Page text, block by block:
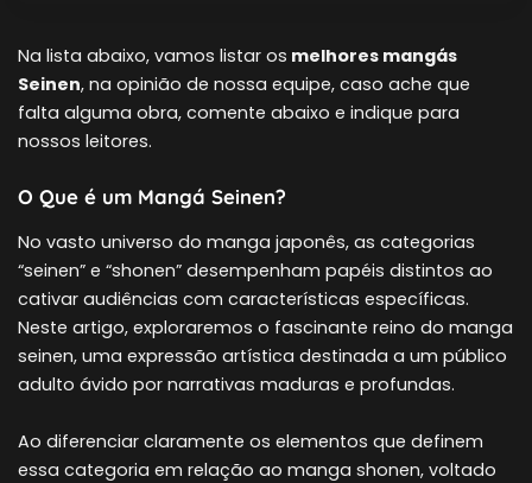
Na lista abaixo, vamos listar os melhores mangás
Seinen, na opinião de nossa equipe, caso ache que
falta alguma obra, comente abaixo e indique para
nossos leitores.
O Que é um Mangá Seinen?
No vasto universo do manga japonês, as categorias
“seinen” e “shonen” desempenham papéis distintos ao
cativar audiências com características específicas.
Neste artigo, exploraremos o fascinante reino do manga
seinen, uma expressão artística destinada a um público
adulto ávido por narrativas maduras e profundas.
Ao diferenciar claramente os elementos que definem
essa categoria em relação ao manga shonen, voltado